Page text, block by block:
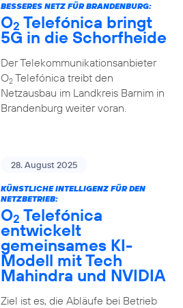
BESSERES NETZ FÜR BRANDENBURG:
O2 Telefónica bringt
5G in die Schorfheide
Der Telekommunikationsanbieter
O2Telefónica treibt den
Netzausbau im Landkreis Barnim in
Brandenburg weiter voran.
28. August 2025
KÜNSTLICHE INTELLIGENZ FÜR DEN
NETZBETRIEB:
O2 Telefónica
entwickelt
gemeinsames KI-
Modell mit Tech
Mahindra und NVIDIA
Ziel ist es, die Abläufe bei Betrieb